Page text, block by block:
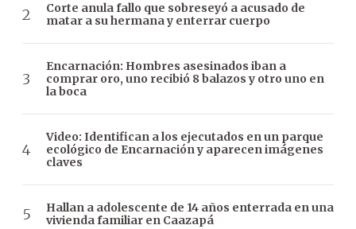
Corte anula fallo que sobreseyó a acusado de
matar a su hermana y enterrar cuerpo
Encarnación: Hombres asesinados iban a
comprar oro, uno recibió 8 balazos y otro uno en
la boca
Video: Identifican a los ejecutados en un parque
ecológico de Encarnación y aparecen imágenes
claves
Hallan a adolescente de 14 años enterrada en una
vivienda familiar en Caazapá